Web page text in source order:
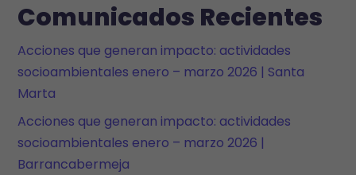
Comunicados Recientes
Acciones que generan impacto: actividades
socioambientales enero – marzo 2026 | Santa
Marta
Acciones que generan impacto: actividades
socioambientales enero – marzo 2026 |
Barrancabermeja